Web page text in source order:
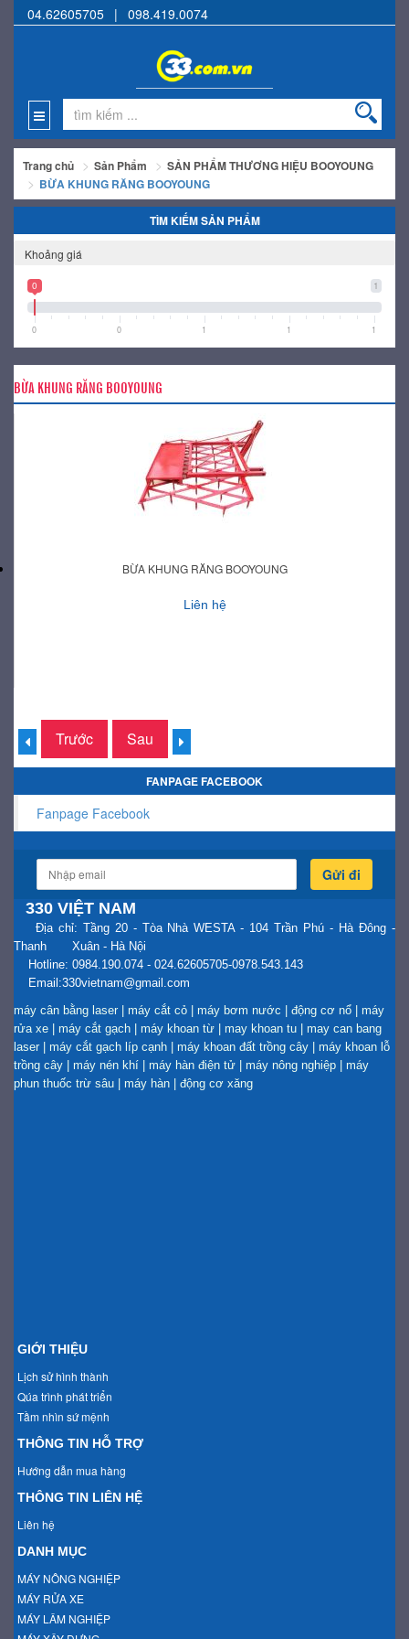
04.62605705 | 098.419.0074
Trang chủ Sản Phẩm
SẢN PHẨM THƯƠNG HIỆU BOOYOUNG
BỪA KHUNG RĂNG BOOYOUNG
TÌM KIẾM SẢN PHẨM
Khoảng giá
1
0
0 0 1 1 1
BỪA KHUNG RĂNG BOOYOUNG
BỪA KHUNG RĂNG BOOYOUNG
Liên hệ
Trước Sau
FANPAGE FACEBOOK
Fanpage Facebook
Gửi đi
330 VIỆT NAM
Địa chỉ: Tầng 20 - Tòa Nhà WESTA - 104 Trần Phú - Hà Đông -
Thanh Xuân - Hà Nội
Hotline: 0984.190.074 - 024.62605705-0978.543.143
Email:330vietnam@gmail.com
máy cân bằng laser | máy cắt cỏ | máy bơm nước | động cơ nổ | máy
rửa xe | máy cắt gạch | máy khoan từ | may khoan tu | may can bang
laser | máy cắt gạch líp cạnh | máy khoan đất trồng cây | máy khoan lỗ
trồng cây | máy nén khí | máy hàn điện tử | máy nông nghiệp | máy
phun thuốc trừ sâu | máy hàn | động cơ xăng
GIỚI THIỆU
Lịch sử hình thành
Qúa trình phát triển
Tầm nhìn sứ mệnh
THÔNG TIN HỖ TRỢ
Hướng dẫn mua hàng
THÔNG TIN LIÊN HỆ
Liên hệ
DANH MỤC
MÁY NÔNG NGHIỆP
MÁY RỬA XE
MÁY LÂM NGHIỆP